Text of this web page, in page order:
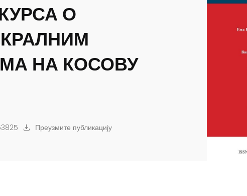
О
НА КОСОВУ
Преузмите публикацију